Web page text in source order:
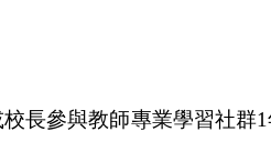
長參與教師專業學習社群1